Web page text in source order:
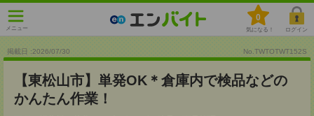
メニュー
0
気になる！ ログイン
掲載日 :2026/07/30 No.TWTOTWT152S
【東松山市】単発OK＊倉庫内で検品などの
かんたん作業！